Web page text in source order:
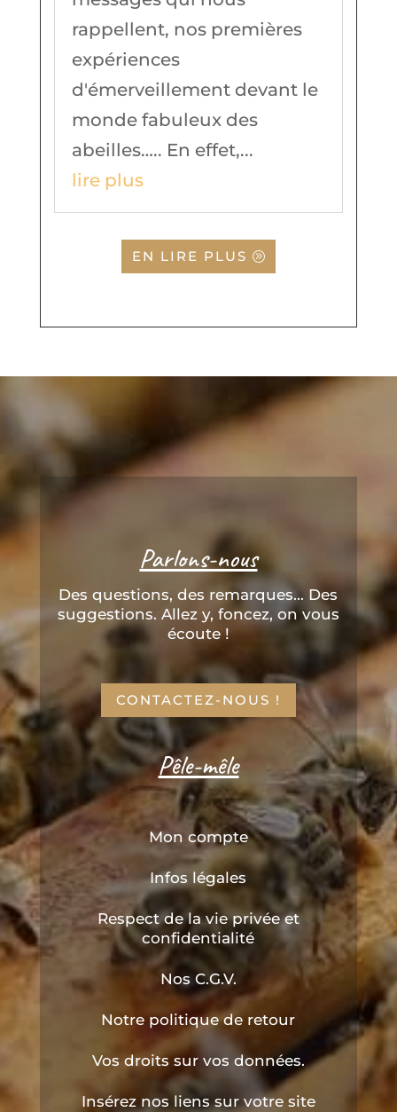
rappellent, nos premières
expériences
d'émerveillement devant le
monde fabuleux des
abeilles….. En effet,...
lire plus
EN LIRE PLUS
Parlons-nous
Des questions, des remarques... Des
suggestions. Allez y, foncez, on vous
écoute !
CONTACTEZ-NOUS !
Pêle-mêle
Mon compte
Infos légales
Respect de la vie privée et
confidentialité
Nos C.G.V.
Notre politique de retour
Vos droits sur vos données.
Insérez nos liens sur votre site